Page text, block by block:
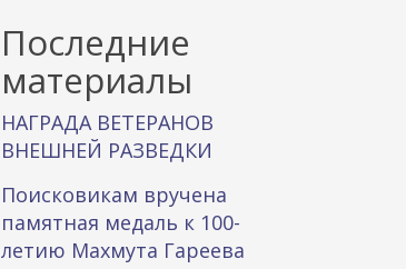
к
а
Последние
материалы
НАГРАДА ВЕТЕРАНОВ
ВНЕШНЕЙ РАЗВЕДКИ
Поисковикам вручена
памятная медаль к 100-
летию Махмута Гареева